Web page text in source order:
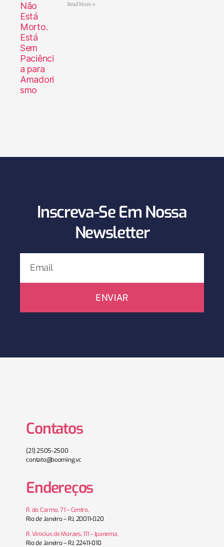
Read More »
Inscreva-Se Em Nossa
Newsletter
ENVIAR
Contatos
(21) 2505-2500
contato@booming.vc
Endereços
R. do Carmo, 71 – Centro,
Rio de Janeiro – RJ, 20011-020
R. Vinícius de Moraes, 111 – Ipanema,
Rio de Janeiro – RJ, 22411-010